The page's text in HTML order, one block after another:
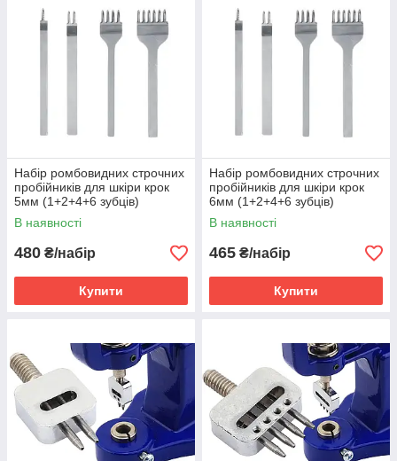
Набір ромбовидних строчних
пробійників для шкіри крок
5мм (1+2+4+6 зубців)
В наявності
480 ₴/набір
Купити
Набір ромбовидних строчних
пробійників для шкіри крок
6мм (1+2+4+6 зубців)
В наявності
465 ₴/набір
Купити